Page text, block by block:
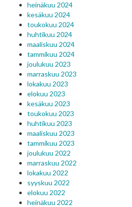
heinäkuu 2024
kesäkuu 2024
toukokuu 2024
huhtikuu 2024
maaliskuu 2024
tammikuu 2024
joulukuu 2023
marraskuu 2023
lokakuu 2023
elokuu 2023
kesäkuu 2023
toukokuu 2023
huhtikuu 2023
maaliskuu 2023
tammikuu 2023
joulukuu 2022
marraskuu 2022
lokakuu 2022
syyskuu 2022
elokuu 2022
heinäkuu 2022